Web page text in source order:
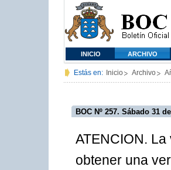
INICIO ARCHIVO
Estás en: Inicio Archivo
BOC Nº 257. Sábado 31
ATENCION.
obtener una